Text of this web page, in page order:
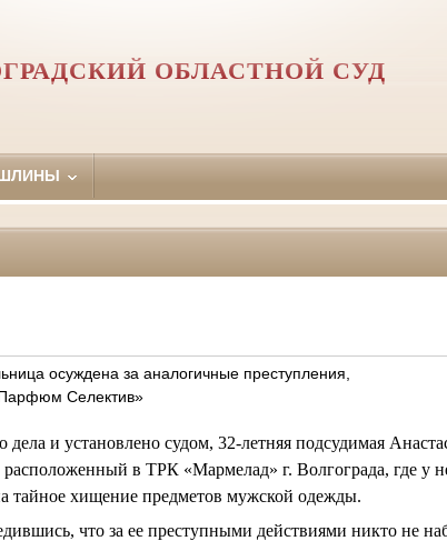
ОБЛАСТНОЙ СУД
осуждена за аналогичные преступления,
Селектив»
дела и установлено судом, 32-летняя подсудимая
расположенный в ТРК «Мармелад» г. Волгограда, где у
тайное хищение предметов мужской одежды.
что за ее преступными действиями никто не